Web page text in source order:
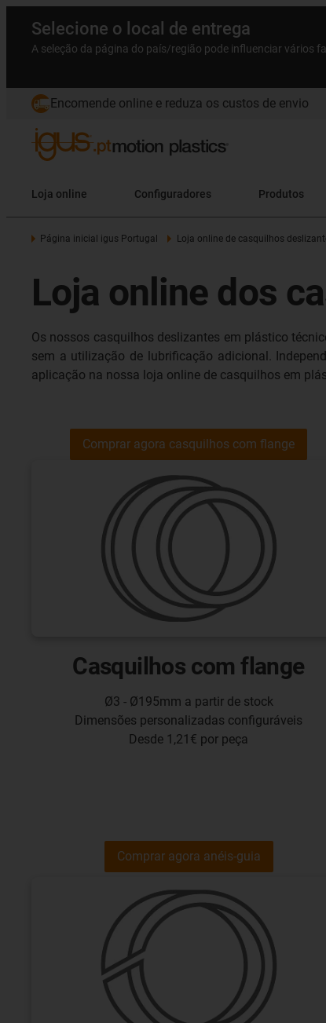
Selecione o local de entrega
A seleção da página do país/região pode influenciar vários
Encomende online e reduza os custos de envio
Loja online Configuradores Produtos
Página inicial igus Portugal Loja online de casquilhos
Loja online dos
Os nossos casquilhos deslizantes em plástico
sem a utilização de lubrificação adicional.
aplicação na nossa loja online de casquilhos em
Casquilhos com flange
Ø3 - Ø195mm a partir de stock
Dimensões personalizadas configuráveis
Desde 1,21€ por peça
Comprar agora casquilhos com flange
Comprar agora anéis-guia